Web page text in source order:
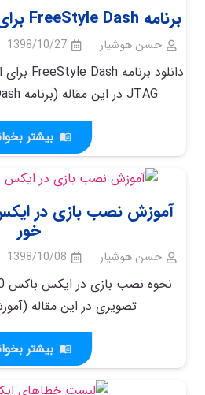
برنامه FreeStyle Dash برای ایکس باکس 360
حسن هوشیار 1398/10/27
JTAG در این مقاله (برنامه FreeStyle Dash برای…
menu_book بیشتر
خور
حسن هوشیار 1398/10/08
تصویری در این مقاله
menu_book بیشتر